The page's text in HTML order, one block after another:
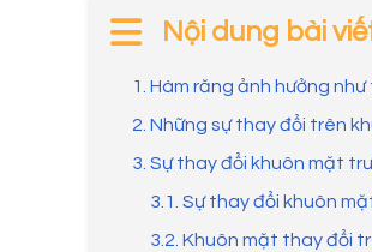
Nội dung bài
1. Hàm răng ảnh hưởng
2. Những sự thay đổi trên
3. Sự thay đổi khuôn mặt
3.1. Sự thay đổi khuôn
3.2. Khuôn mặt thay đổi